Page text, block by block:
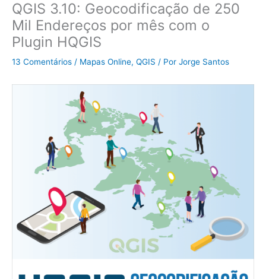
QGIS 3.10: Geocodificação de 250
Mil Endereços por mês com o
Plugin HQGIS
13 Comentários / Mapas Online, QGIS / Por Jorge Santos